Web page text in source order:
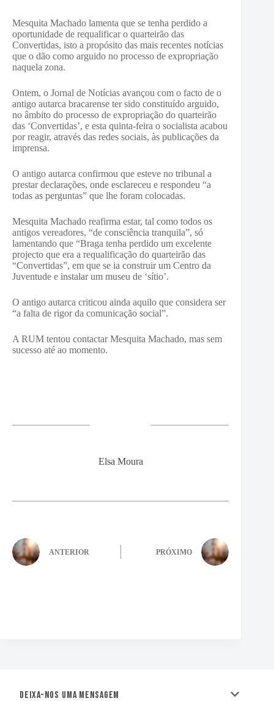
Mesquita Machado lamenta que se tenha perdido a
oportunidade de requalificar o quarteirão das
Convertidas, isto a propósito das mais recentes notícias
que o dão como arguido no processo de expropriação
naquela zona.
Ontem, o Jornal de Notícias avançou com o facto de o
antigo autarca bracarense ter sido constituído arguido,
no âmbito do processo de expropriação do quarteirão
das ‘Convertidas’, e esta quinta-feira o socialista acabou
por reagir, através das redes sociais, às publicações da
imprensa.
O antigo autarca confirmou que esteve no tribunal a
prestar declarações, onde esclareceu e respondeu “a
todas as perguntas” que lhe foram colocadas.
Mesquita Machado reafirma estar, tal como todos os
antigos vereadores, “de consciência tranquila”, só
lamentando que “Braga tenha perdido um excelente
projecto que era a requalificação do quarteirão das
“Convertidas”, em que se ia construir um Centro da
Juventude e instalar um museu de ‘sítio’.
O antigo autarca criticou ainda aquilo que considera ser
“a falta de rigor da comunicação social”.
A RUM tentou contactar Mesquita Machado, mas sem
sucesso até ao momento.
Elsa Moura
ANTERIOR PRÓXIMO
Deixa-nos uma mensagem